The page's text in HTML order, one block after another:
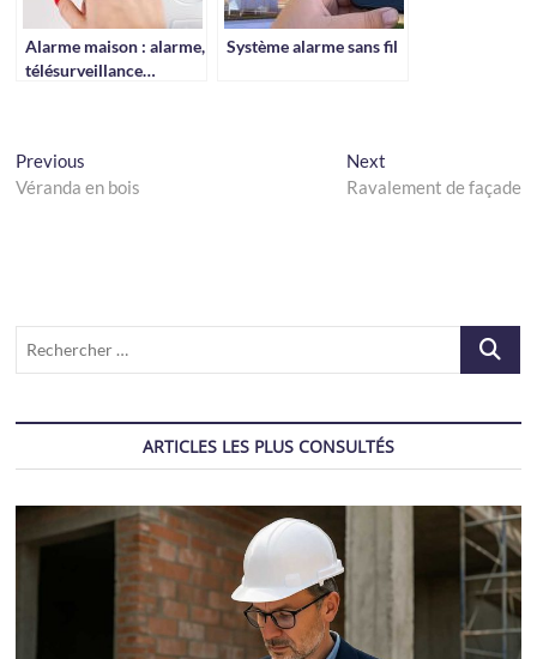
Alarme maison : alarme,
télésurveillance…
Système alarme sans fil
Navigation
de
Previous
post:
Véranda en bois
NextNext
post:
Ravalement de façade
ARTICLES LES PLUS CONSULTÉS